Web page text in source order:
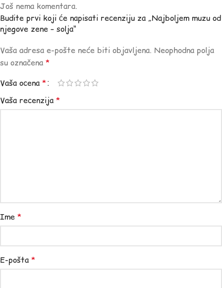
Još nema komentara.
Budite prvi koji će napisati recenziju za „Najboljem muzu od
njegove zene – solja“
Vaša adresa e-pošte neće biti objavljena. Neophodna polja
su označena *
Vaša ocena *
Vaša recenzija *
Ime *
E-pošta *